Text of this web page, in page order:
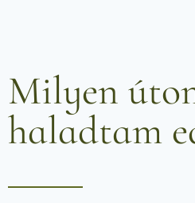
Milyen
haladtam